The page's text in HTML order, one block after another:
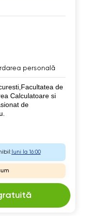
personală
de
Calculatoare si
de
luni la 16:00